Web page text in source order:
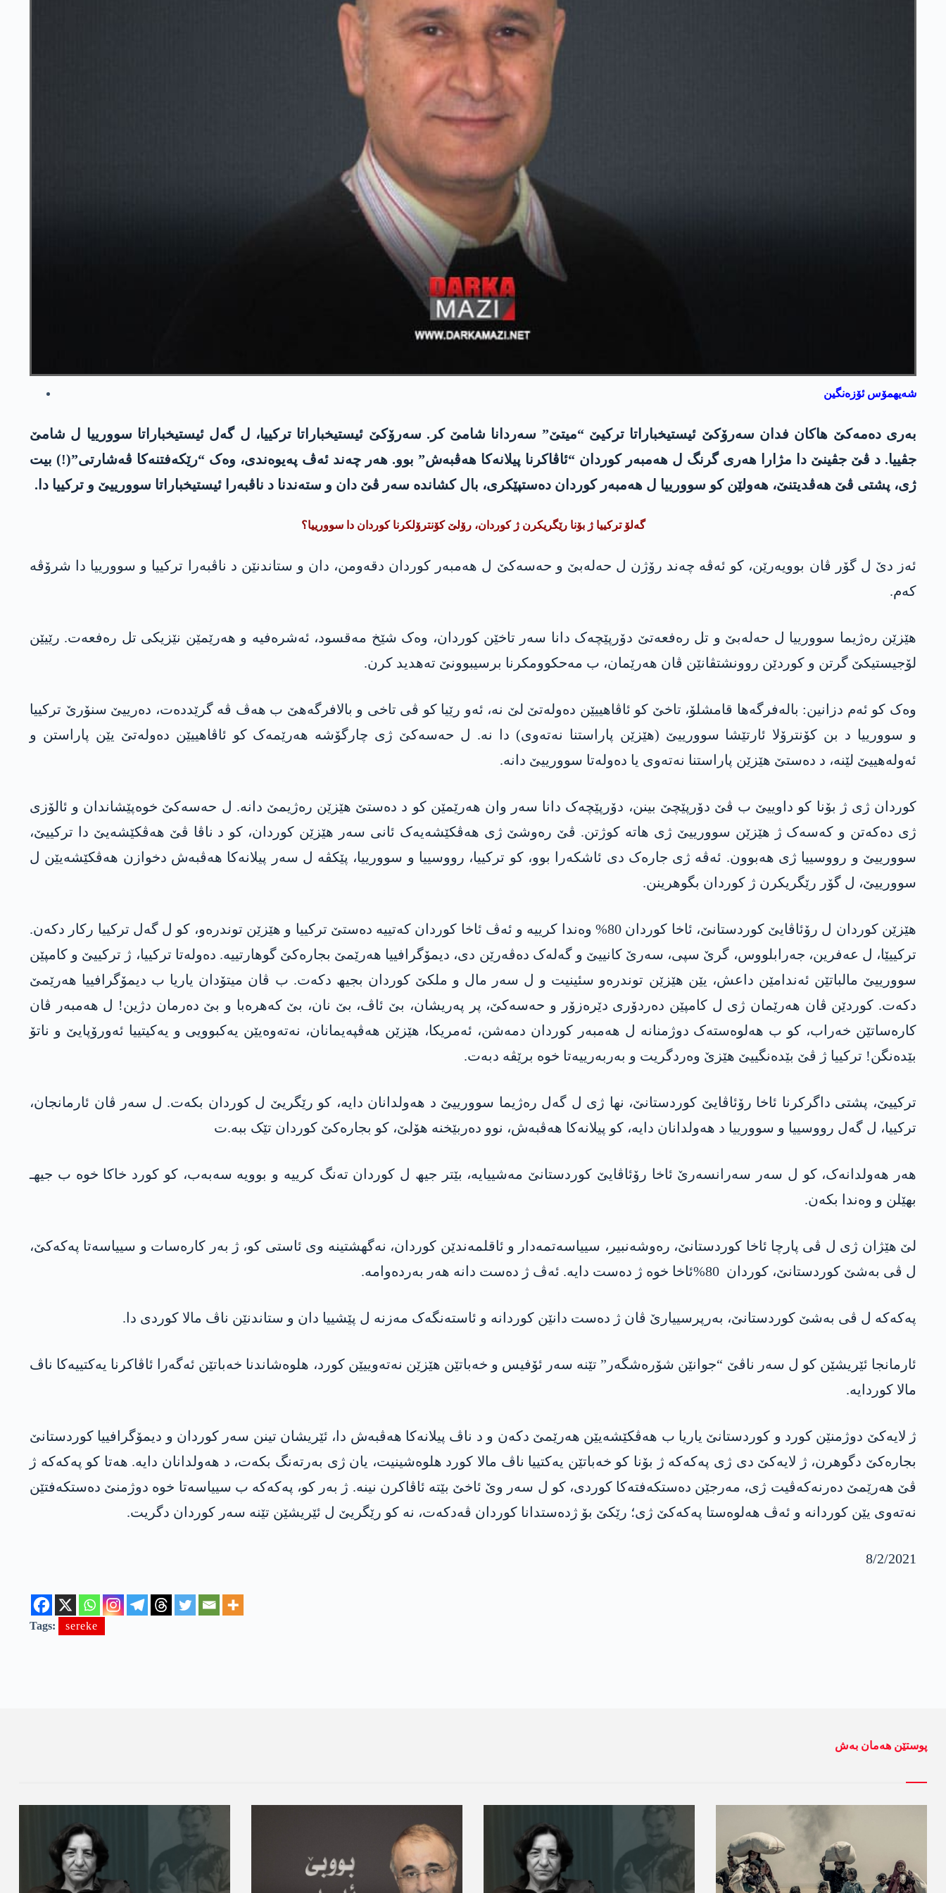
شەیهمۆس ئۆزەنگین
بەری دەمەکێ ھاکان فدان سەرۆکێ ئیستیخباراتا ترکیێ “میتێ” سەردانا شامێ کر. سەرۆکێ ئیستیخباراتا ترکییا، ل گەل ئیستیخباراتا سوورییا ل شامێ
جڤییا. د ڤێ جڤینێ دا مژارا ھەری گرنگ ل ھەمبەر کوردان “ئاڤاکرنا پیلانەکا هەڤبەش” بوو. ھەر چەند ئەڤ پەیوەندی، وەک “رێکەفتنەکا ڤەشارتی”(!) بیت
ژی، پشتی ڤێ ھەڤدیتنێ، ھەولێن کو سوورییا ل ھەمبەر کوردان دەستپێکری، بال کشاندە سەر ڤێ دان و ستەندنا د ناڤبەرا ئیستیخباراتا سوورییێ و ترکییا دا.
گەلۆ ترکییا ژ بۆنا رێگریکرن ژ کوردان، رۆلێ کۆنترۆلکرنا کوردان دا سوورییا؟
ئەز دێ ل گۆر ڤان بوویەرێن، کو ئەڤە چەند رۆژن ل حەلەبێ و حەسەکێ ل ھەمبەر کوردان دقەومن، دان و ستاندنێن د ناڤبەرا ترکییا و سوورییا دا شرۆڤە
کەم.
ھێزێن رەژیما سوورییا ل حەلەبێ و تل رەفعەتێ دۆرپێچەک دانا سەر تاخێن کوردان، وەک شێخ مەقسود، ئەشرەفیە و ھەرێمێن نێزیکی تل رەفعەت. رێیێن
لۆجیستیکێ گرتن و کوردێن روونشتڤانێن ڤان ھەرێمان، ب مەحکوومکرنا برسیبوونێ تەھدید کرن.
وەک کو ئەم دزانین: بالەفرگەھا قامشلۆ، تاخێ کو ئاڤاھییێن دەولەتێ لێ نە، ئەو رێیا کو ڤی تاخی و بالافرگەھێ ب ھەڤ ڤە گرێددەت، دەرییێ سنۆرێ ترکییا
و سوورییا د بن کۆنترۆلا ئارتێشا سوورییێ (ھێزێن پاراستنا نەتەوی) دا نە. ل حەسەکێ ژی چارگۆشە ھەرێمەک کو ئاڤاھییێن دەولەتێ یێن پاراستن و
ئەولەھییێ لێنە، د دەستێ ھێزێن پاراستنا نەتەوی یا دەولەتا سوورییێ دانە.
کوردان ژی ژ بۆنا کو داوییێ ب ڤێ دۆرپێچێ بینن، دۆرپێچەک دانا سەر وان ھەرێمێن کو د دەستێ ھێزێن رەژیمێ دانە. ل حەسەکێ خوەپێشاندان و ئالۆزی
ژی دەکەتن و کەسەک ژ ھێزێن سوورییێ ژی ھاتە کوژتن. ڤێ رەوشێ ژی هەڤکێشەیەک ئانی سەر ھێزێن کوردان، کو د ناڤا ڤێ هەڤکێشەیێ دا ترکییێ،
سوورییێ و رووسییا ژی ھەبوون. ئەڤە ژی جارەک دی ئاشکەرا بوو، کو ترکییا، رووسییا و سوورییا، پێکڤە ل سەر پیلانەکا هەڤبەش دخوازن هەڤکێشەیێن ل
سوورییێ، ل گۆر رێگریکرن ژ کوردان بگوھرینن.
ھێزێن کوردان ل رۆئاڤایێ کوردستانێ، ئاخا کوردان 80% وەندا کرییە و ئەڤ ئاخا کوردان کەتییە دەستێ ترکییا و ھێزێن توندرەو، کو ل گەل ترکییا رکار دکەن.
ترکییێا، ل عەفرین، جەرابلووس، گرێ سپی، سەرێ کانییێ و گەلەک دەڤەرێن دی، دیمۆگرافییا ھەرێمێ بجارەکێ گوھارتییە. دەولەتا ترکییا، ژ ترکییێ و کامپێن
سوورییێ مالباتێن ئەندامێن داعش، یێن ھێزێن توندرەو سئینیت و ل سەر مال و ملکێ کوردان بجیھ دکەت. ب ڤان میتۆدان یاریا ب دیمۆگرافییا ھەرێمێ
دکەت. کوردێن ڤان ھەرێمان ژی ل کامپێن دەردۆری دێرەزۆر و حەسەکێ، پر پەریشان، بێ ئاڤ، بێ نان، بێ کەھرەبا و بێ دەرمان دژین! ل ھەمبەر ڤان
کارەساتێن خەراب، کو ب ھەلوەستەک دوژمنانە ل ھەمبەر کوردان دمەشن، ئەمریکا، ھێزێن ھەڤپەیمانان، نەتەوەیێن یەکبوویی و یەکیتییا ئەورۆپایێ و ناتۆ
بێدەنگن! ترکییا ژ ڤێ بێدەنگییێ ھێزێ وەردگریت و بەربەرییەتا خوە برێڤە دبەت.
ترکییێ، پشتی داگرکرنا ئاخا رۆئاڤایێ کوردستانێ، نھا ژی ل گەل رەژیما سوورییێ د ھەولدانان دایە، کو رێگریێ ل کوردان بکەت. ل سەر ڤان ئارمانجان،
ترکییا، ل گەل رووسییا و سوورییا د ھەولدانان دایە، کو پیلانەکا هەڤبەش، نوو دەربێخنە ھۆلێ، کو بجارەکێ کوردان تێک ببە.ت
ھەر ھەولدانەک، کو ل سەر سەرانسەرێ ئاخا رۆئاڤایێ کوردستانێ مەشییایە، بێتر جیھ ل کوردان تەنگ کرییە و بوویە سەبەب، کو کورد خاکا خوە ب جیهـ
بهێلن و وەندا بکەن.
لێ هێژان ژی ل ڤی پارچا ئاخا کوردستانێ، رەوشەنبیر، سییاسەتمەدار و ئاقلمەندێن کوردان، نەگھشتینە وی ئاستی کو، ژ بەر کارەسات و سییاسەتا پەکەکێ،
ل ڤی بەشێ کوردستانێ، کوردان 80%ئاخا خوە ژ دەست دایە. ئەڤ ژ دەست دانە ھەر بەردەوامە.
پەکەکە ل ڤی بەشێ کوردستانێ، بەرپرسییارێ ڤان ژ دەست دانێن کوردانە و ئاستەنگەک مەزنە ل پێشییا دان و ستاندنێن ناڤ مالا کوردی دا.
ئارمانجا ئێریشێن کو ل سەر ناڤێ “جوانێن شۆرەشگەر” تێنە سەر ئۆفیس و خەباتێن ھێزێن نەتەوییێن کورد، ھلوەشاندنا خەباتێن ئەگەرا ئاڤاکرنا یەکتییەکا ناڤ
مالا کوردایە.
ژ لایەکێ دوژمنێن کورد و کوردستانێ یاریا ب هەڤکێشەیێن ھەرێمێ دکەن و د ناڤ پیلانەکا هەڤبەش دا، ئێریشان تینن سەر کوردان و دیمۆگرافییا کوردستانێ
بجارەکێ دگوھرن، ژ لایەکێ دی ژی پەکەکە ژ بۆنا کو خەباتێن یەکتییا ناڤ مالا کورد ھلوەشینیت، یان ژی بەرتەنگ بکەت، د ھەولدانان دایە. ھەتا کو پەکەکە ژ
ڤێ ھەرێمێ دەرنەکەڤیت ژی، مەرجێن دەستکەفتەکا کوردی، کو ل سەر وێ ئاخێ بێتە ئاڤاکرن نینە. ژ بەر کو، پەکەکە ب سییاسەتا خوە دوژمنێ دەستکەفتێن
نەتەوی یێن کوردانە و ئەڤ ھەلوەستا پەکەکێ ژی؛ رێکێ بۆ ژدەستدانا کوردان ڤەدکەت، نە کو رێگریێ ل ئێریشێن تێنە سەر کوردان دگریت.
8/2/2021
Tags: sereke
پوستێن ھەمان بەش